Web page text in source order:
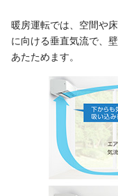
暖房運転では、空間や
に向ける垂直気流で、
あたためます。